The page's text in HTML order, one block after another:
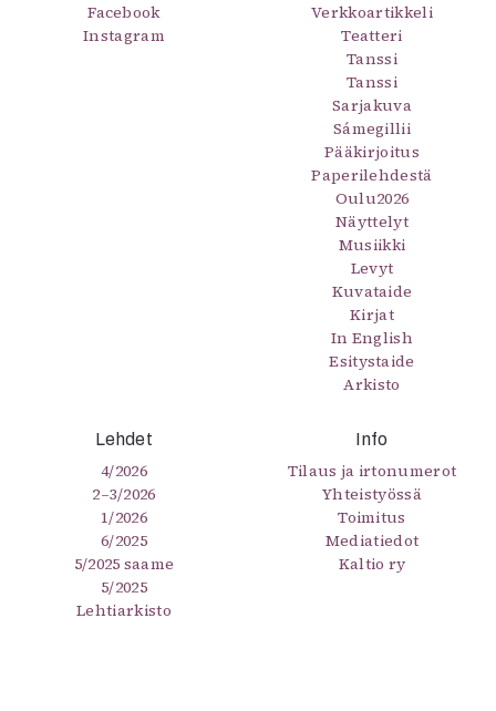
Facebook
Instagram
Verkkoartikkeli
Teatteri
Tanssi
Tanssi
Sarjakuva
Sámegillii
Pääkirjoitus
Paperilehdestä
Oulu2026
Näyttelyt
Musiikki
Levyt
Kuvataide
Kirjat
In English
Esitystaide
Arkisto
Lehdet
4/2026
2–3/2026
1/2026
6/2025
5/2025 saame
5/2025
Lehtiarkisto
Info
Tilaus ja irtonumerot
Yhteistyössä
Toimitus
Mediatiedot
Kaltio ry